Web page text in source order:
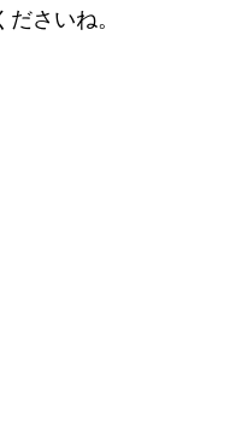
さいね。